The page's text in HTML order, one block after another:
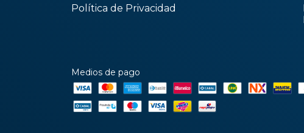
Política de Privacidad
Medios de pago